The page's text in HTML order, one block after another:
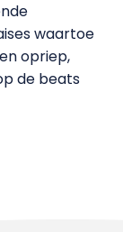
waartoe
opriep,
de beats